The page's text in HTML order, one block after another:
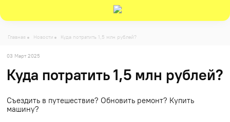
Главная Новости Куда потратить 1,5 млн рублей?
03 Март 2025
Куда потратить 1,5 млн рублей?
Съездить в путешествие? Обновить ремонт? Купить
машину?